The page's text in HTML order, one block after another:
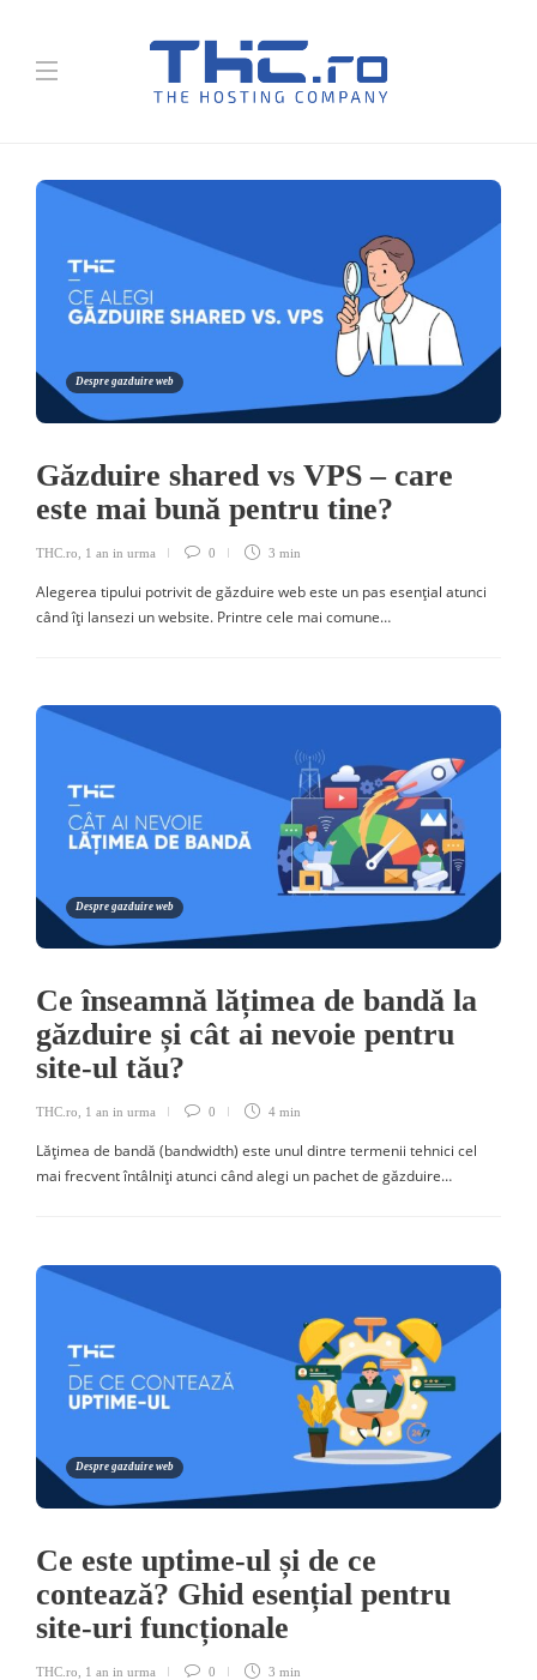
Despre gazduire web
Găzduire shared vs VPS – care
este mai bună pentru tine?
THC.ro 1 an in urma 0 3 min
Alegerea tipului potrivit de găzduire web este un pas esențial atunci
când îți lansezi un website. Printre cele mai comune…
Despre gazduire web
Ce înseamnă lățimea de bandă la
găzduire și cât ai nevoie pentru
site-ul tău?
THC.ro 1 an in urma 0 4 min
Lățimea de bandă (bandwidth) este unul dintre termenii tehnici cel
mai frecvent întâlniți atunci când alegi un pachet de găzduire…
Despre gazduire web
Ce este uptime-ul și de ce
contează? Ghid esențial pentru
site-uri funcționale
THC.ro 1 an in urma 0 3 min